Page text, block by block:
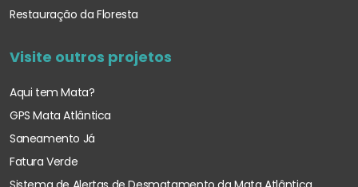
Restauração da Floresta
Visite outros projetos
Aqui tem Mata?
GPS Mata Atlântica
Saneamento Já
Fatura Verde